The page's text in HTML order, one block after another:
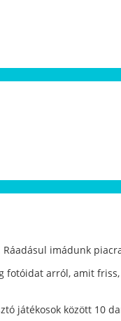
imádunk
fotóidat arról, amit
játékosok között 10